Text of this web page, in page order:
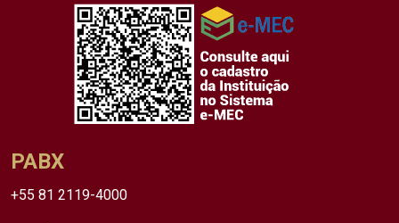
PABX
+55 81 2119-4000